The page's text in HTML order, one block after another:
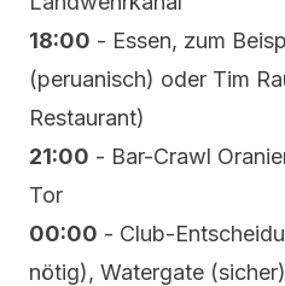
18:00 - Essen, zum
(peruanisch) oder Tim
Restaurant)
21:00 - Bar-Crawl
Tor
00:00 - Club-
nötig), Watergate